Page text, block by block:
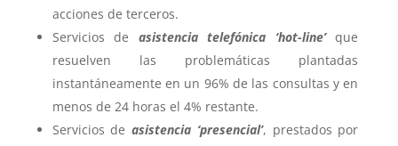
acciones de terceros.
Servicios de asistencia telefónica ‘hot-line’que
resuelven las problemáticas plantadas
instantáneamente en un 96% de las consultas y en
menos de 24 horas el 4% restante.
Servicios deasistencia ‘presencial’, prestados por